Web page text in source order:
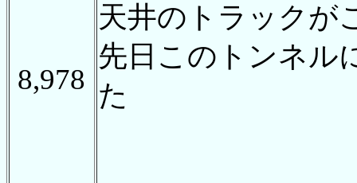
8,978
天井のトラックが
先日このトンネル
た